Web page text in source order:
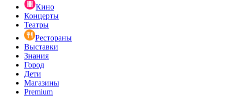
Кино
Концерты
Театры
Рестораны
Выставки
Знания
Город
Дети
Магазины
Premium